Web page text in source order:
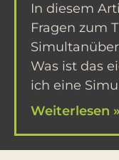
In diesem
Fragen zum
Was ist das
ich eine
Weiterlesen »